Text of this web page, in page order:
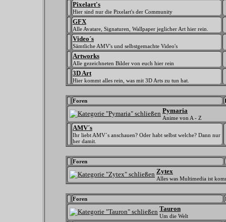
Pixelart's
Hier sind nur die Pixelart's der Community
GFX
Alle Avatare, Signaturen, Wallpaper jeglicher Art hier rein.
Video´s
Sämtliche AMV's und selbstgemachte Video's
Artworks
Alle gezeichneten Bilder von euch hier rein
3D Art
Hier kommt alles rein, was mit 3D Arts zu tun hat.
Foren
Pymaria
Anime von A - Z
AMV´s
Ihr liebt AMV´s anschauen? Oder habt selbst welche? Dann nur
her damit.
Foren
Zytex
Alles was Multimedia ist
Foren
Tauron
Um die Welt